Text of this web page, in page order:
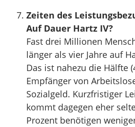
Zeiten des
Auf Dauer Hartz IV?
Fast drei Millionen
länger als vier Jahre auf
Das ist nahezu die Hälfte
Empfänger von
Sozialgeld. Kurzfristiger
kommt dagegen eher
Prozent benötigen